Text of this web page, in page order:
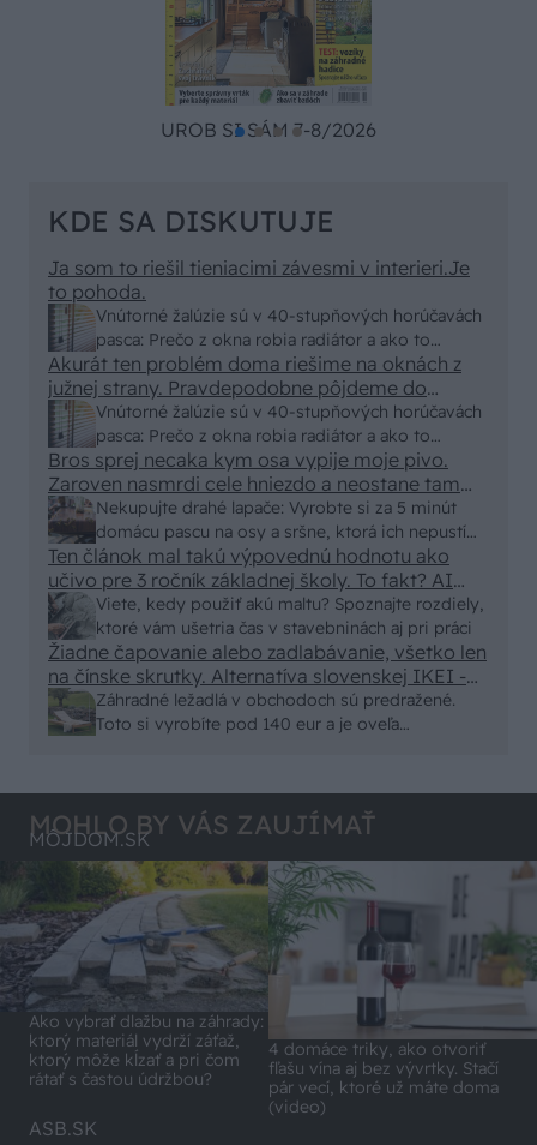
UROB SI SÁM 7-8/2026
KDE SA DISKUTUJE
Vnútorné žalúzie sú v 40-stupňových horúčavách
pasca: Prečo z okna robia radiátor a ako to
vyriešiť za pár eur?
Ja som to riešil tieniacimi závesmi v interieri.Je
to pohoda.
Vnútorné žalúzie sú v 40-stupňových horúčavách
pasca: Prečo z okna robia radiátor a ako to
vyriešiť za pár eur?
Akurát ten problém doma riešime na oknách z
južnej strany. Pravdepodobne pôjdeme do
vonkajšieho tienenia na spôsob markízy
250x150cm. Čínsky predajcovia idú okolo 100
eur kus.
Nekupujte drahé lapače: Vyrobte si za 5 minút
domácu pascu na osy a sršne, ktorá ich nepustí
von
Bros sprej necaka kym osa vypije moje pivo.
Zaroven nasmrdi cele hniezdo a neostane tam
nic zive. Vasa pasca naucinke moc efektivne.
Skor pritiahne slimaky
Viete, kedy použiť akú maltu? Spoznajte rozdiely,
ktoré vám ušetria čas v stavebninách aj pri práci
Ten článok mal takú výpovednú hodnotu ako
učivo pre 3 ročník základnej školy. To fakt? AI
alebo nejaka kniha z VŠ? Dnešné rychlotvrdnuce
malty - pevnosť 40 Mpa a doba schnutia tak 15
minut , k tomu vodotesné s kryštálikou. A rozdiel
- schnutie a zretie. Nič?
Záhradné ležadlá v obchodoch sú predražené.
Toto si vyrobíte pod 140 eur a je oveľa
Žiadne čapovanie alebo zadlabávanie, všetko len
na čínske skrutky. Alternatíva slovenskej IKEI -
čo sa týka pevnosti. Autor si nedal veľa námahy s
remeselným spracovaním, škoda. No lepšie než
MOHLO BY VÁS ZAUJÍMAŤ
MÔJDOM.SK
Ako vybrať dlažbu na záhrady:
ktorý materiál vydrží záťaž,
ktorý môže kĺzať a pri čom
rátať s častou údržbou?
4 domáce triky, ako otvoriť
fľašu vína aj bez vývrtky. Stačí
pár vecí, ktoré už máte doma
(video)
ASB.SK